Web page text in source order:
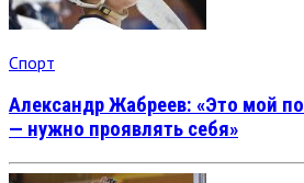
Спорт
Александр Жабреев: «Это мой
— нужно проявлять себя»